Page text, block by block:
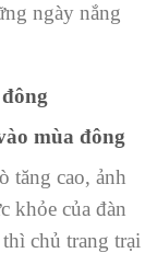
ngày nắng
mùa đông
tăng cao, ảnh
khỏe của đàn
chủ trang trại